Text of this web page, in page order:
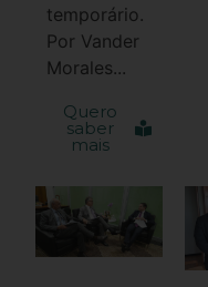
temporário.
Por Vander
Morales...
Quero
saber
mais